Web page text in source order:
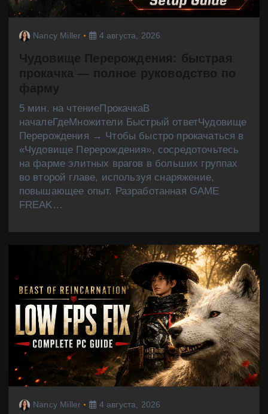
Nancy Miller 4 августа, 2026
Чудовище Перерождения: быстрая
прокачка — полное руководство по
фарму
5 мин. на чтениеПрокачкаВ
началеГдеМножители Быстрый ответЧудовище
Перерождения → Чтобы быстро прокачаться в
«Чудовище Перерождения», сосредоточьтесь
на фарме элитных врагов в больших группах
во второй главе, используя снаряжение,
повышающее опыт. Разработанная GAME
FREAK…
Nancy Miller 4 августа, 2026